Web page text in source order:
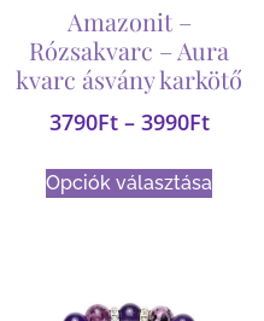
Amazonit –
Rózsakvarc – Aura
kvarc ásvány karkötő
3790Ft – 3990Ft
Opciók választása